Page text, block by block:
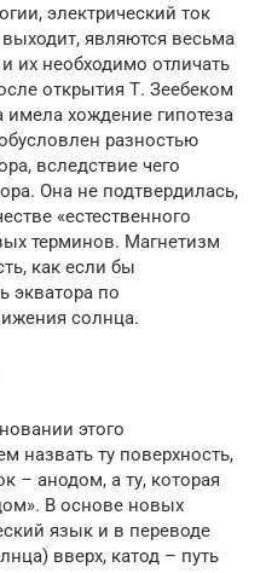
электрический ток
являются весьма
их необходимо отличать
открытия Т. Зеебеком
имела хождение гипотеза
разностью
вследствие чего
Она не подтвердилась,
«естественного
терминов. Магнетизм
как если бы
экватора по
солнца.
этого
назвать ту поверхность,
– анодом, а ту, которая
В основе новых
язык и в переводе
вверх, катод – путь